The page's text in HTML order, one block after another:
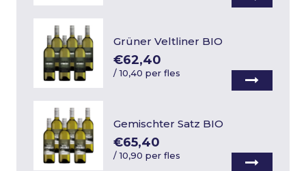
Grüner Veltliner BIO
€62,40
/10,40 per fles
Gemischter Satz BIO
€65,40
/10,90 per fles